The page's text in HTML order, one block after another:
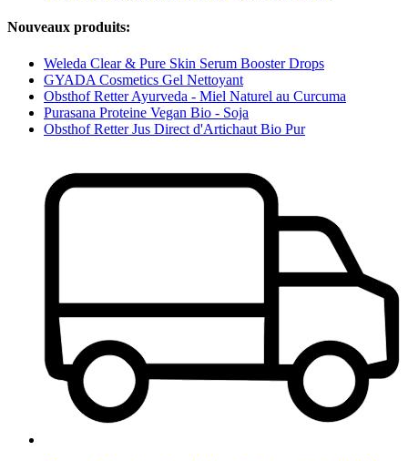
Nouveaux produits:
Weleda Clear & Pure Skin Serum Booster Drops
GYADA Cosmetics Gel Nettoyant
Obsthof Retter Ayurveda - Miel Naturel au Curcuma
Purasana Proteine Vegan Bio - Soja
Obsthof Retter Jus Direct d'Artichaut Bio Pur